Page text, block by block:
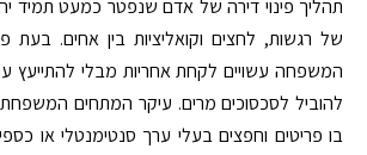
תהליך פינוי דירה של אדם שנפטר כמעט תמיד
של רגשות, לחצים וקואליציות בין אחים. בעת
המשפחה עשויים לקחת אחריות מבלי להתייעץ
להוביל לסכסוכים מרים. עיקר המתחים
בו פריטים וחפצים בעלי ערך סנטימנטלי או